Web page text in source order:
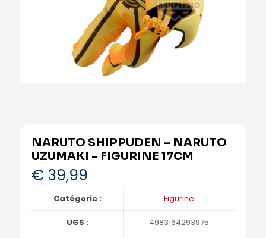
NARUTO SHIPPUDEN – NARUTO
UZUMAKI – FIGURINE 17CM
€ 39,99
Catégorie : Figurine
UGS : 4983164293975